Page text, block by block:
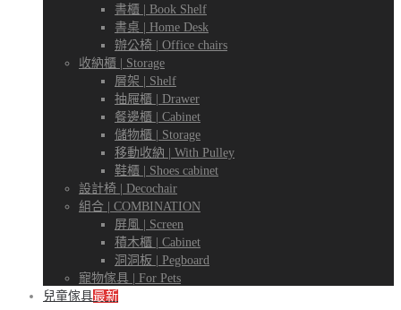
書櫃 | Book Shelf
書桌 | Home Desk
辦公椅 | Office chairs
收納櫃 | Storage
層架 | Shelf
抽屜櫃 | Drawer
餐邊櫃 | Cabinet
儲物櫃 | Storage
移動收納 | With Pulley
鞋櫃 | Shoes cabinet
設計椅 | Decochair
組合 | COMBINATION
屏風 | Screen
積木櫃 | Cabinet
洞洞板 | Pegboard
寵物傢具 | For Pets
兒童傢具最新